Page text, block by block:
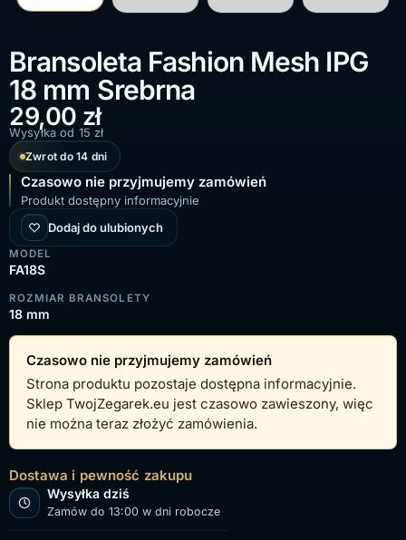
Bransoleta Fashion Mesh IPG
18 mm Srebrna
29,00 zł
Wysyłka od 15 zł
Zwrot do 14 dni
Czasowo nie przyjmujemy zamówień
Produkt dostępny informacyjnie
Dodaj do ulubionych
MODEL
FA18S
ROZMIAR BRANSOLETY
18 mm
Czasowo nie przyjmujemy zamówień
Strona produktu pozostaje dostępna informacyjnie.
Sklep TwojZegarek.eu jest czasowo zawieszony, więc
nie można teraz złożyć zamówienia.
Dostawa i pewność zakupu
Wysyłka dziś
Zamów do 13:00 w dni robocze